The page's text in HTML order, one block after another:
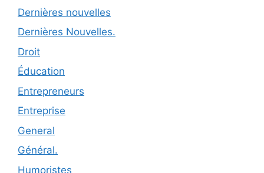
Dernières nouvelles
Dernières Nouvelles.
Droit
Éducation
Entrepreneurs
Entreprise
General
Général.
Humoristes